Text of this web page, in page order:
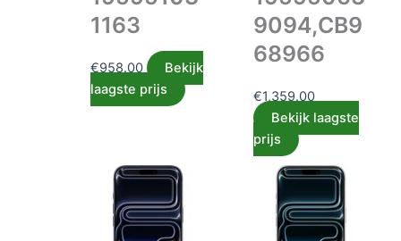
1163
€958.00
Bekijk
laagste prijs
9094,CB9
68966
€1,359.00
Bekijk laagste
prijs